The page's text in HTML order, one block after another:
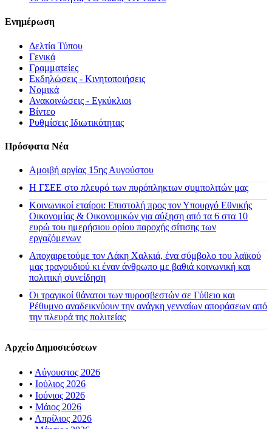
Ενημέρωση
Δελτία Τύπου
Γενικά
Γραμματείες
Εκδηλώσεις - Κινητοποιήσεις
Νομικά
Ανακοινώσεις - Εγκύκλιοι
Βίντεο
Ρυθμίσεις Ιδιωτικότητας
Πρόσφατα Νέα
Αμοιβή αργίας 15ης Αυγούστου
H ΓΣΕΕ στο πλευρό των πυρόπληκτων συμπολιτών μας
Κοινωνικοί εταίροι: Επιστολή προς τον Υπουργό Εθνικής
Οικονομίας & Οικονομικών για αύξηση από τα 6 στα 10
ευρώ του ημερήσιου ορίου παροχής σίτισης των
εργαζόμενων
Αποχαιρετούμε τον Λάκη Χαλκιά, ένα σύμβολο του λαϊκού
μας τραγουδιού κι έναν άνθρωπο με βαθιά κοινωνική και
πολιτική συνείδηση
Οι τραγικοί θάνατοι των πυροσβεστών σε Γύθειο και
Ρέθυμνο αναδεικνύουν την ανάγκη γενναίων αποφάσεων από
την πλευρά της πολιτείας
Αρχείο Δημοσιεύσεων
• Αύγουστος 2026
• Ιούλιος 2026
• Ιούνιος 2026
• Μάιος 2026
• Απρίλιος 2026